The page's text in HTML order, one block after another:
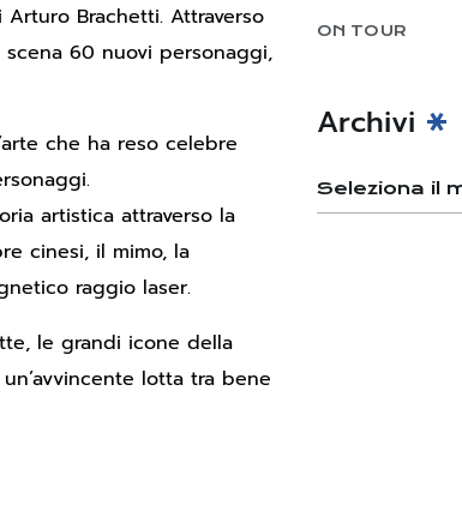
Brachetti. Attraverso
60 nuovi personaggi,
che ha reso celebre
artistica attraverso la
cinesi, il mimo, la
raggio laser.
le grandi icone della
lotta tra bene
ON TOUR
Archivi